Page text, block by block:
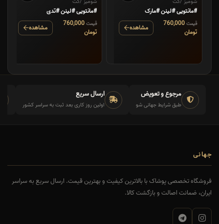
#مانتویی #لینن #مارک
قیمت760,000
تومان
مشاهده
#مانتویی #لینن #تدی
قیمت 760,000
تومان
مشاهده
مرجوع و تعویض
طبق شرایط جهانی شو
ارسال سریع
اولین روز کاری بعد ثبت به سراسر کشور
جهانی
فروشگاه تخصصی پوشاک با بالاترین کیفیت و بهترین قیمت. ارسال سریع به سراسر
ایران، ضمانت اصالت و بازگشت کالا.